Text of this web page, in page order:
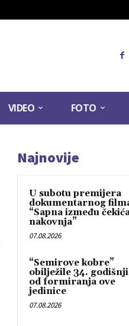
VIDEO FOTO
Najnovije
U subotu premijera
dokumentarnog
“Sapna između
nakovnja”
07.08.2026
“Semirove kobre”
obilježile 34.
od formiranja ove
jedinice
07.08.2026